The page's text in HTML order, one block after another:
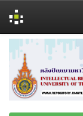
navigation